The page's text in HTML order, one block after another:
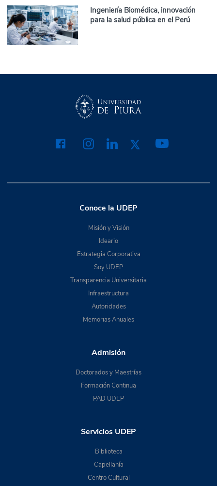
Ingeniería Biomédica, innovación
para la salud pública en el Perú
Conoce la UDEP
Misión y Visión
Ideario
Estrategia Corporativa
Soy UDEP
Transparencia Universitaria
Infraestructura
Autoridades
Memorias Anuales
Admisión
Doctorados y Maestrías
Formación Continua
PAD UDEP
Servicios UDEP
Biblioteca
Capellanía
Centro Cultural